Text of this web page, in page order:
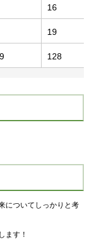
16
19
128
についてしっかりと考
ます！